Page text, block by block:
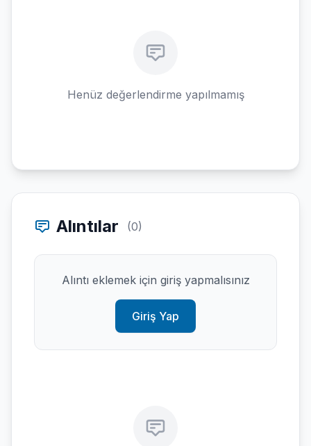
Henüz değerlendirme yapılmamış
Alıntılar (0)
Alıntı eklemek için giriş yapmalısınız
Giriş Yap